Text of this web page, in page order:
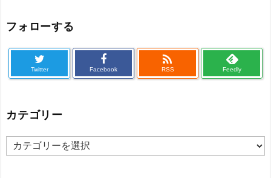
フォローする
Twitter Facebook

RSS Feedly
カテゴリー
カ